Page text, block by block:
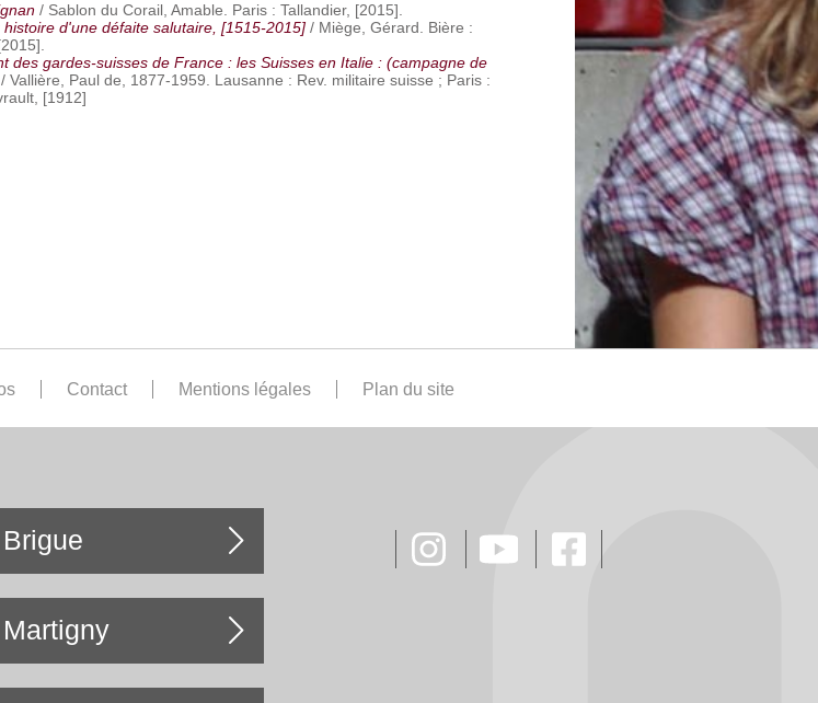
/ Sablon du Corail, Amable. Paris : Tallandier, [2015].
d'une défaite salutaire, [1515-2015] / Miège, Gérard. Bière :
des gardes-suisses de France : les Suisses en Italie : (campagne de
/ Vallière, Paul de, 1877-1959. Lausanne : Rev. militaire suisse ; Paris :
[1912]
Contact Mentions légales Plan du site